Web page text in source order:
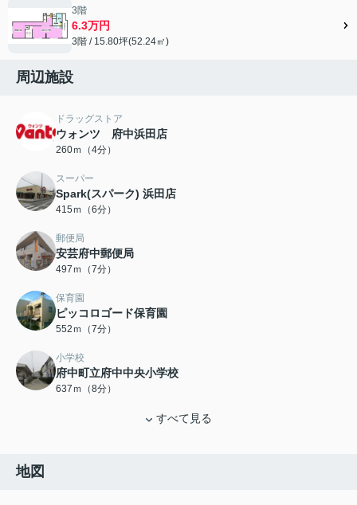
3階
6.3万円
3階 / 15.80坪(52.24㎡)
周辺施設
ドラッグストア
ウォンツ 府中浜田店
260ｍ（4分）
スーパー
Spark(スパーク) 浜田店
415ｍ（6分）
郵便局
安芸府中郵便局
497ｍ（7分）
保育園
ピッコロゴード保育園
552ｍ（7分）
小学校
府中町立府中中央小学校
637ｍ（8分）
すべて見る
地図